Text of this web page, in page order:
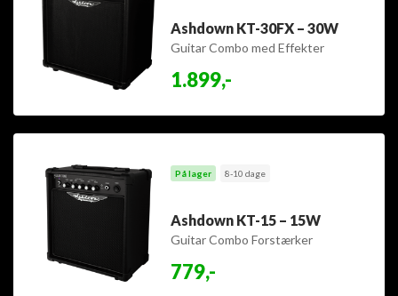
Ashdown KT-30FX – 30W
Guitar Combo med Effekter
1.899,-
På lager 8-10 dage
Ashdown KT-15 – 15W
Guitar Combo Forstærker
779,-